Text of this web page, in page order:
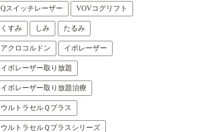
Qスイッチレーザー VOVコグリフト
くすみ しみ たるみ
アクロコルドン イボレーザー
イボレーザー取り放題
イボレーザー取り放題治療
ウルトラセルＱプラス
ウルトラセルＱプラスシリーズ